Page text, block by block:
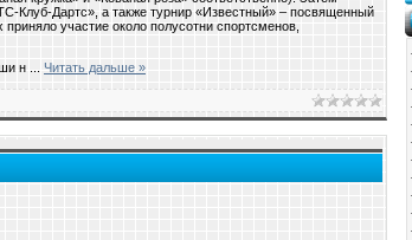
Клуб-Дартс», а также турнир «Известный» – посвященный
участие около полусотни спортсменов,
н
Читать дальше »